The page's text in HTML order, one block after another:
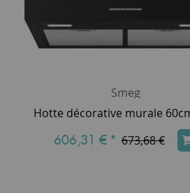
Smeg
606,31 € * 673,68 €